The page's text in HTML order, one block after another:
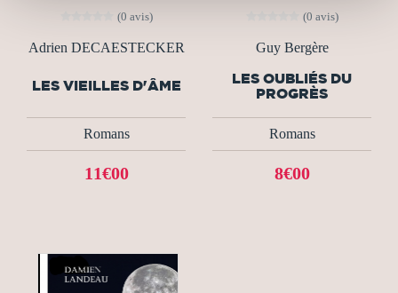
(0 avis)
Adrien DECAESTECKER
LES VIEILLES D'ÂME
Romans
11€00
(0 avis)
Guy Bergère
LES OUBLIÉS DU
PROGRÈS
Romans
8€00